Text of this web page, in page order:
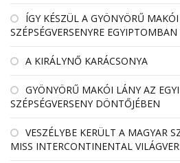
ÍGY KÉSZÜL A GYÖNYÖRŰ
SZÉPSÉGVERSENYRE EGYIPTOMBAN
A KIRÁLYNŐ KARÁCSONYA
GYÖNYÖRŰ MAKÓI LÁNY AZ
SZÉPSÉGVERSENY DÖNTŐJÉBEN
VESZÉLYBE KERÜLT A MAGYAR
MISS INTERCONTINENTAL